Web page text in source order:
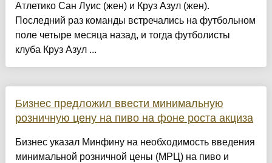
Атлетико Сан Луис (жен) и Круз Азул (жен).
Последний раз команды встречались на футбольном
поле четыре месяца назад, и тогда футболисты
клуба Круз Азул ...
Бизнес предложил ввести минимальную
розничную цену на пиво на фоне роста акциза
Бизнес указал Минфину на необходимость введения
минимальной розничной цены (МРЦ) на пиво и